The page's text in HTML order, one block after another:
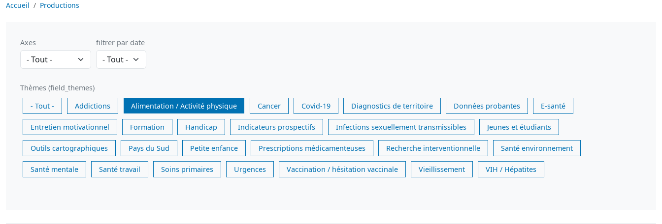
Accueil Productions
Axes filtrer par date
Thèmes (field_themes)
- Tout -
Addictions Alimentation / Activité physique Cancer Covid-19 Diagnostics de territoire Données probantes E-santé
Entretien motivationnel Formation Handicap Indicateurs prospectifs Infections sexuellement transmissibles Jeunes et étudiants
Outils cartographiques Pays du Sud Petite enfance Prescriptions médicamenteuses Recherche interventionnelle Santé environnement
Santé mentale Santé travail Soins primaires Urgences Vaccination / hésitation vaccinale Vieillissement VIH / Hépatites